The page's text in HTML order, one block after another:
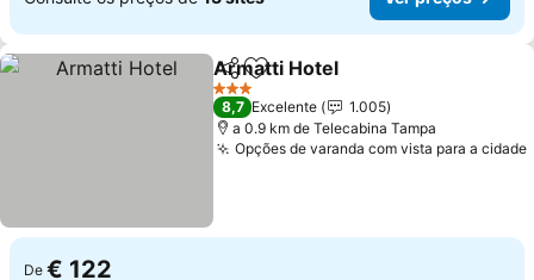
PartilharAdicionar aos favoritos
Armatti Hotel
3 Estrelas
8,7 Excelente
1.005
a 0.9 km de Telecabina Tampa
Opções de varanda com vista para a cidade
De € 122